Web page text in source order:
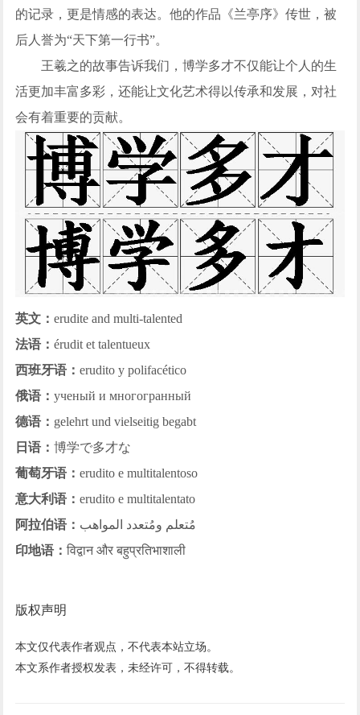
的记录，更是情感的表达。他的作品《兰亭序》传世，被
后人誉为“天下第一行书”。
王羲之的故事告诉我们，博学多才不仅能让个人的生
活更加丰富多彩，还能让文化艺术得以传承和发展，对社
会有着重要的贡献。
英文：erudite and multi-talented
法语：érudit et talentueux
西班牙语：erudito y polifacético
俄语：ученый и многогранный
德语： gelehrt und vielseitig begabt
日语：博学で多才な
葡萄牙语：erudito e multitalentoso
意大利语：erudito e multitalentato
阿拉伯语： مُتعلم ومُتعدد المواهب
印地语：विद्वान और बहुप्रतिभाशाली
版权声明
本文仅代表作者观点，不代表本站立场。
本文系作者授权发表，未经许可，不得转载。